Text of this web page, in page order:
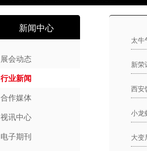
新闻中心
展会动态
行业新闻
合作媒体
视讯中心
电子期刊
太牛
新荣
小龙
大变